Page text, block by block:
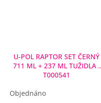
U-POL RAPTOR SET ČERNÝ
711 ML + 237 ML TUŽIDLA -
T000541
Objednáno